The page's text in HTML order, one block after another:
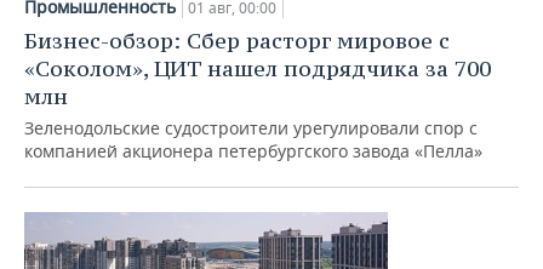
ФИГУРНОЕ КАТАНИЕ
ВОДНЫЕ ВИДЫ СПОРТА
ХОККЕЙ С МЯЧОМ
МЕДИЦИНА
ОБРАЗОВАНИЕ
ПРОИСШЕСТВИЯ
Промышленность 01 авг, 00:00
Бизнес-обзор: Сбер расторг мировое с
«Соколом», ЦИТ нашел подрядчика за 700
млн
Зеленодольские судостроители урегулировали спор с
компанией акционера петербургского завода «Пелла»